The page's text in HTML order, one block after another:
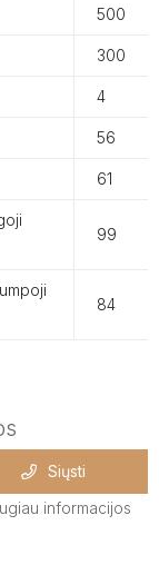
500
300
4
56
61
99
84
Siųsti
informacijos